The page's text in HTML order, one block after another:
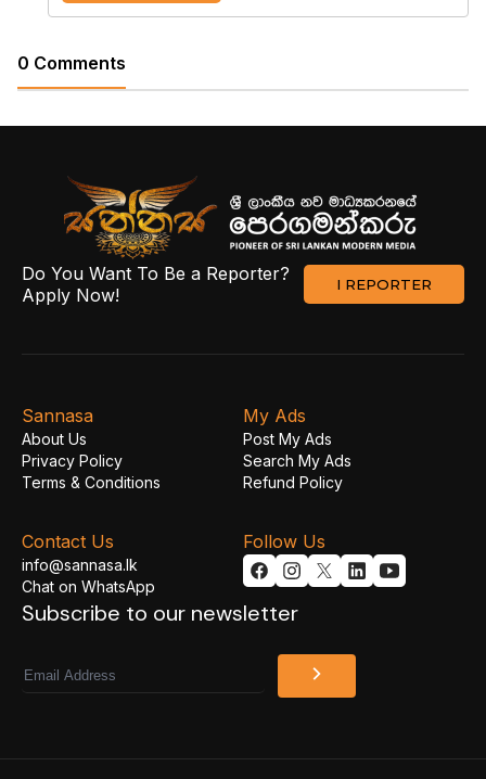
0 Comments
Do You Want To Be a Reporter?
Apply Now!
I REPORTER
Subscribe to our newsletter
Email
Sannasa
About Us
Privacy Policy
Terms & Conditions
My Ads
Post My Ads
Search My Ads
Refund Policy
Contact Us
info@sannasa.lk
Chat on WhatsApp
Follow Us